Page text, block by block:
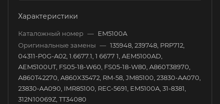
Характеристики
Каталожный номер — EM5100A
Оригинальные замены — 135948, 239748, PRP712,
04311-P0G-A02, 1.6677.1, 1 6677 1, AEM5100AD,
AEM5100UT, FS05-18-W60, FS05-18-W80, A860T38970,
A860T42270, A860X35472, RM-58, JM85100, 23830-AA070,
23830-AA090, IMR85100, REC-5691, EM5100A, 31-8381,
312N10069Z, TT34080